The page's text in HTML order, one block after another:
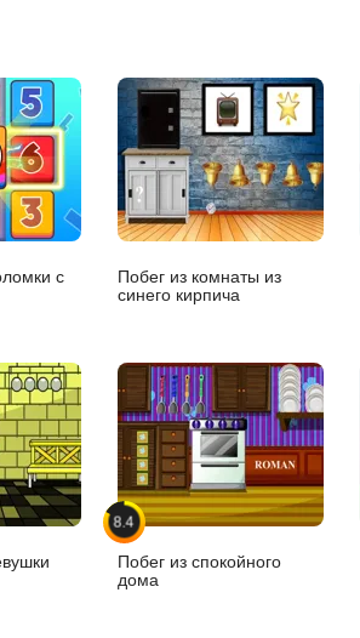
с
Побег из комнаты из
синего кирпича
8.4
Побег из спокойного
дома